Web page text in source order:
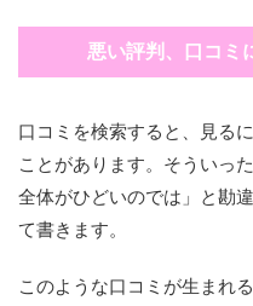
悪い評判、口コミ
口コミを検索すると、見る
ことがあります。そういっ
全体がひどいのでは」と勘
て書きます。
このような口コミが生まれ